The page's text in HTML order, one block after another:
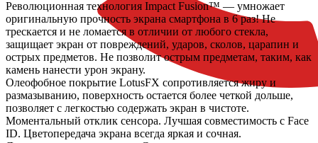
Революционная технология Impact Fusion™ — умножает
оригинальную прочность экрана смартфона в 6 раз! Не
трескается и не ломается в отличии от любого стекла,
защищает экран от повреждений, ударов, сколов, царапин и
острых предметов. Не позволит острым предметам, таким, как
камень нанести урон экрану.
Олеофобное покрытие LotusFX сопротивляется жиру и
размазыванию, поверхность остается более четкой дольше,
позволяет с легкостью содержать экран в чистоте.
Моментальный отклик сенсора. Лучшая совместимость с Face
ID. Цветопередача экрана всегда яркая и сочная.